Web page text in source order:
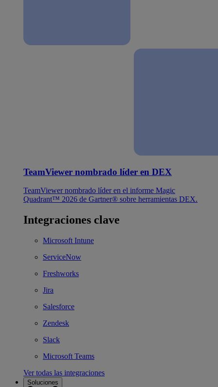
TeamViewer nombrado líder en DEX
TeamViewer nombrado líder en el informe Magic
Quadrant™ 2026 de Gartner® sobre herramientas DEX.
Integraciones clave
Microsoft Intune
ServiceNow
Freshworks
Jira
Salesforce
Zendesk
Slack
Microsoft Teams
Ver todas las integraciones
Soluciones